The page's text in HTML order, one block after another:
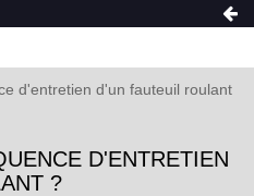
d'entretien d'un fauteuil roulant
D'ENTRETIEN
?